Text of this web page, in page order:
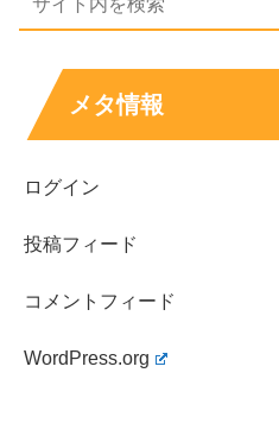
メタ情報
ログイン
投稿フィード
コメントフィード
WordPress.org